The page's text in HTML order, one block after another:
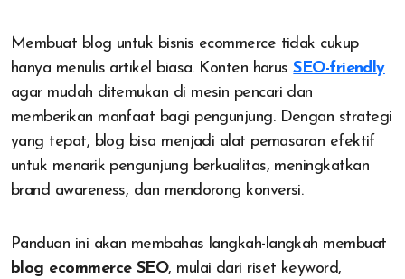
Membuat blog untuk bisnis ecommerce tidak cukup
hanya menulis artikel biasa. Konten harusSEO-friendly
agar mudah ditemukan di mesin pencari dan
memberikan manfaat bagi pengunjung. Dengan strategi
yang tepat, blog bisa menjadi alat pemasaran efektif
untuk menarik pengunjung berkualitas, meningkatkan
brand awareness, dan mendorong konversi.
Panduan ini akan membahas langkah-langkah membuat
blog ecommerce SEO, mulai dari riset keyword,